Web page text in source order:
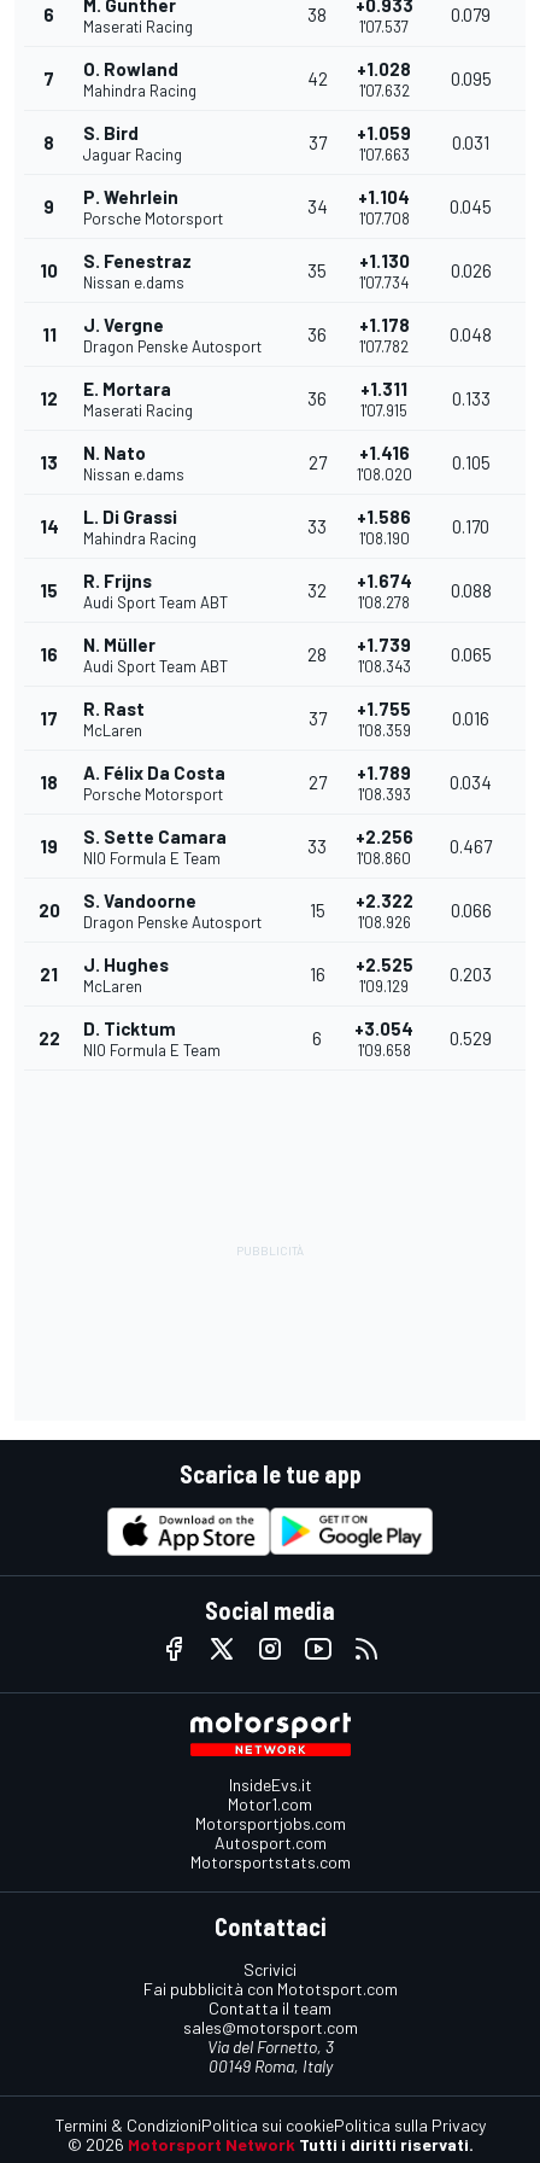
6 M. Gunther
Maserati Racing
38 +0.933
1'07.537
0.079
7 O. Rowland
Mahindra Racing
42 +1.028
1'07.632
0.095
8 S. Bird
Jaguar Racing
37 +1.059
1'07.663
0.031
9 P. Wehrlein
Porsche Motorsport
34 +1.104
1'07.708
0.045
10 S. Fenestraz
Nissan e.dams
35 +1.130
1'07.734
0.026
11 J. Vergne
Dragon Penske Autosport
36 +1.178
1'07.782
0.048
12 E. Mortara
Maserati Racing
36 +1.311
1'07.915
0.133
13 N. Nato
Nissan e.dams
27 +1.416
1'08.020
0.105
14 L. Di Grassi
Mahindra Racing
33 +1.586
1'08.190
0.170
15 R. Frijns
Audi Sport Team ABT
32 +1.674
1'08.278
0.088
16 N. Müller
Audi Sport Team ABT
28 +1.739
1'08.343
0.065
17 R. Rast
McLaren
37 +1.755
1'08.359
0.016
18 A. Félix Da Costa
Porsche Motorsport
27 +1.789
1'08.393
0.034
19 S. Sette Camara
NIO Formula E Team
33 +2.256
1'08.860
0.467
20 S. Vandoorne
Dragon Penske Autosport
15 +2.322
1'08.926
0.066
21 J. Hughes
McLaren
16 +2.525
1'09.129
0.203
22 D. Ticktum
NIO Formula E Team
6 +3.054
1'09.658
0.529
Scarica le tue app
Social media
InsideEvs.it
Motor1.com
Motorsportjobs.com
Autosport.com
Motorsportstats.com
Contattaci
Scrivici
Fai pubblicità con Mototsport.com
Contatta il team
sales@motorsport.com
Via del Fornetto, 3
00149 Roma, Italy
© 2026 Motorsport Network Tutti i diritti riservati.
Termini & CondizioniPolitica sui cookiePolitica sulla Privacy